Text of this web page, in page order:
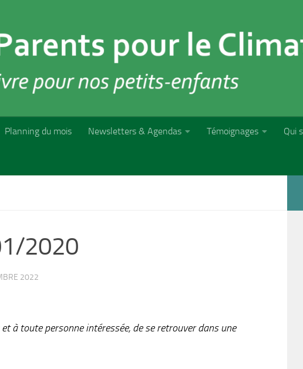
Planning du mois Newsletters & Agendas Témoignages Qui
2020
2022
à toute personne intéressée, de se retrouver dans une